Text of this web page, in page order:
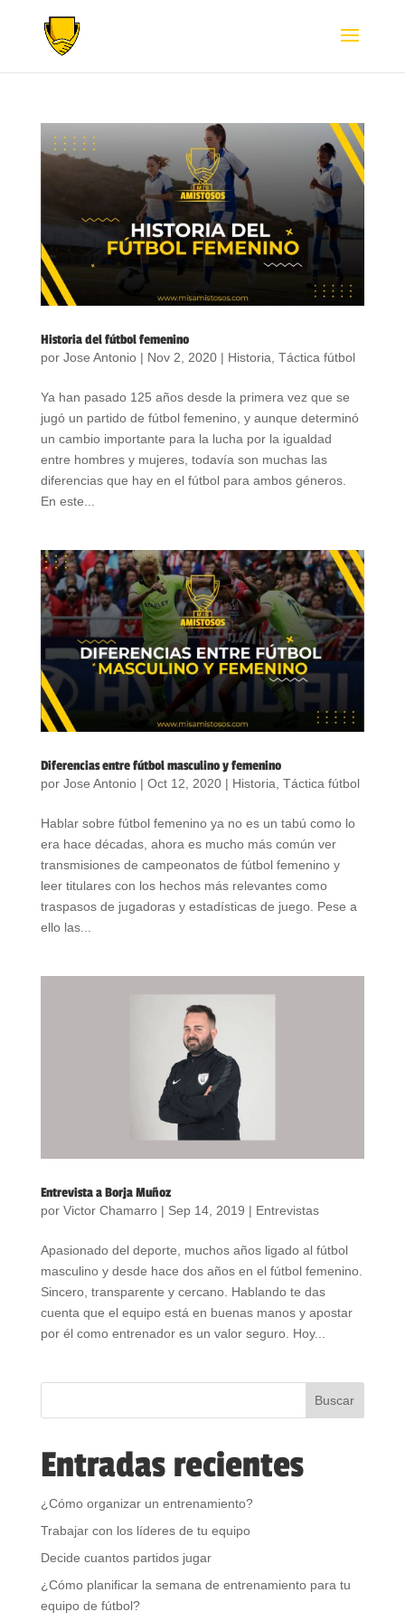
Historia del fútbol femenino
por Jose Antonio| Nov 2, 2020| Historia Táctica fútbol
Ya han pasado 125 años desde la primera vez que se
jugó un partido de fútbol femenino, y aunque determinó
un cambio importante para la lucha por la igualdad
entre hombres y mujeres, todavía son muchas las
diferencias que hay en el fútbol para ambos géneros.
En este...
Diferencias entre fútbol masculino y femenino
por Jose Antonio| Oct 12, 2020| Historia Táctica fútbol
Hablar sobre fútbol femenino ya no es un tabú como lo
era hace décadas, ahora es mucho más común ver
transmisiones de campeonatos de fútbol femenino y
leer titulares con los hechos más relevantes como
traspasos de jugadoras y estadísticas de juego. Pese a
ello las...
Entrevista a Borja Muñoz
por Victor Chamarro| Sep 14, 2019 | Entrevistas
Apasionado del deporte, muchos años ligado al fútbol
masculino y desde hace dos años en el fútbol femenino.
Sincero, transparente y cercano. Hablando te das
cuenta que el equipo está en buenas manos y apostar
por él como entrenador es un valor seguro. Hoy...
Entradas recientes
¿Cómo organizar un entrenamiento?
Trabajar con los líderes de tu equipo
Decide cuantos partidos jugar
¿Cómo planificar la semana de entrenamiento para tu
equipo de fútbol?